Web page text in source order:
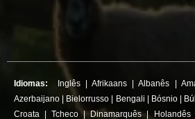
Idiomas: Inglês |Afrikaans |Albanês
Azerbaijano
Bielorrusso Bengali Bósnio|
Croata |Tcheco | Dinamarquês| Holandês